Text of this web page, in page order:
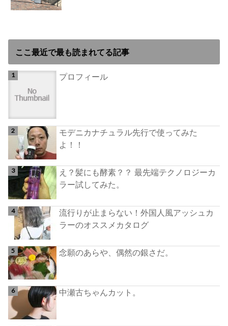
ここ最近で最も読まれてる記事
プロフィール
モデニカナチュラル先行で使ってみた
よ！！
え？髪にも酵素？？ 最先端テクノロジーカ
ラー試してみた。
流行りが止まらない！外国人風アッシュカ
ラーのオススメカタログ
念願のあらや、偶然の銀さだ。
中瀬古ちゃんカット。